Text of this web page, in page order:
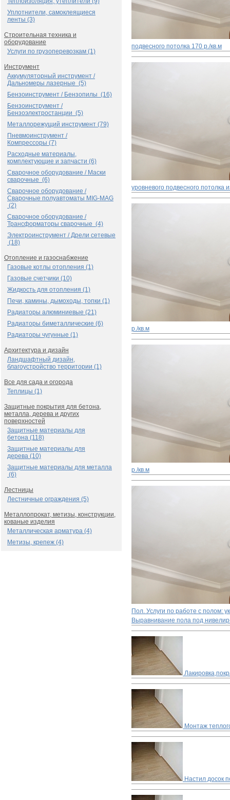
Уплотнители, самоклеящиеся
ленты (3)
Строительная техника и
оборудование
Услуги по грузоперевозкам (1)
Инструмент
Аккумуляторный инструмент /
Дальномеры лазерные (5)
Бензоинструмент / Бензопилы (16)
Бензоинструмент /
Бензоэлектростанции (5)
Металлорежущий инструмент (79)
Пневмоинструмент /
Компрессоры (7)
Расходные материалы,
комплектующие и запчасти (6)
Сварочное оборудование / Маски
сварочные (6)
Сварочное оборудование /
Сварочные полуавтоматы MIG-MAG
(2)
Сварочное оборудование /
Трансформаторы сварочные (4)
Электроинструмент / Дрели сетевые
(18)
Отопление и газоснабжение
Газовые котлы отопления (1)
Газовые счетчики (10)
Жидкость для отопления (1)
Печи, камины, дымоходы, топки (1)
Радиаторы алюминиевые (21)
Радиаторы биметаллические (6)
Радиаторы чугунные (1)
Архитектура и дизайн
Ландшафтный дизайн,
благоустройство территории (1)
Все для сада и огорода
Теплицы (1)
Защитные покрытия для бетона,
металла, дерева и других
поверхностей
Защитные материалы для
бетона (118)
Защитные материалы для
дерева (10)
Защитные материалы для металла
(6)
Лестницы
Лестничные ограждения (5)
Металлопрокат, метизы, конструкции,
кованые изделия
Металлическая арматура (4)
Метизы, крепеж (4)
подвесного потолка 170 р./кв.м
уровневого подвесного потолка
р./кв.м
р./кв.м
Пол. Услуги по работе с полом:
Выравнивание пола под
Монтаж
Настил досок